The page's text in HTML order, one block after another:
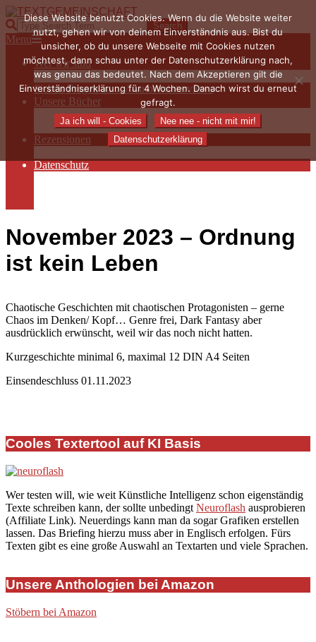
Skip
to
content
TEXTGEMEINSCHAFT
Search
Primary
Navigation
Menu
Menu
Wer wir sind
Die Hauptakteurinnen
Sieben Fragen an… / Autoreninterviews
Unsere Bücher
Autorenservices
Autorenprofile
Rezensionen
Datenschutz
November 2023 – Ordnung
ist kein Leben
Chaotische Geschichten mit chaotischen Protagonisten – gerne
Chaos im Denken/ Kopf… Genre frei, Dark Fantasy aber
ausdrücklich erwünscht, weil wir das noch nicht hatten.
Kurzgeschichte minimal 6, maximal 12 DIN A4 Seiten
Einsendeschluss 01.11.2023
06-
14
Cooles Textertool auf KI Basis
Wer testen will, wie weit Künstliche Intelligenz schon eigenständig
Texte schreiben kann, der sollte unbedingt Neuroflash ausprobieren
(Affiliate Link). Neuerdings kann man da sogar Grafiken erstellen
lassen. Das Briefing hierzu muss aber in Englisch erfolgen. Fürs
Texten gibt es eine große Auswahl an Textarten und viele Sprachen.
Unsere Anthologien bei Amazon
Stöbern bei Amazon
Diese Website benutzt Cookies. Wenn du die Website weiter
nutzt, gehen wir von deinem Einverständnis aus. Bist du
unsicher, ob du unsere Webseite mit Cookies nutzen
möchtest, dann schau unter der Datenschutzerklärung nach,
was genau das bedeutet. Nach dem Akzeptieren gilt die
Einverständniserklärung für 4 Wochen. Danach wirst du erneut
gefragt.
Ja ich will - Cookies
Nee nee - nicht mit mir!
Datenschutzerklärung